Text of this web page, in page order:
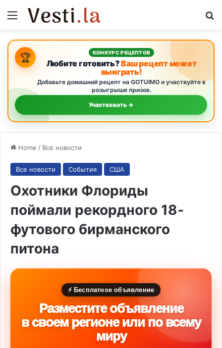
Menu
🏆 КОНКУРС РЕЦЕПТОВ
Любите готовить?Ваш рецепт может
выиграть!
Добавьте домашний рецепт на GOTUIMO и участвуйте в
розыгрыше призов.
Участвовать →
Home / Все новости
Все новости События США
Охотники Флориды
поймали рекордного 18-
футового бирманского
питона
⚡ Бесплатное объявление
Разместите объявление
в своем регионе или по всему
миру